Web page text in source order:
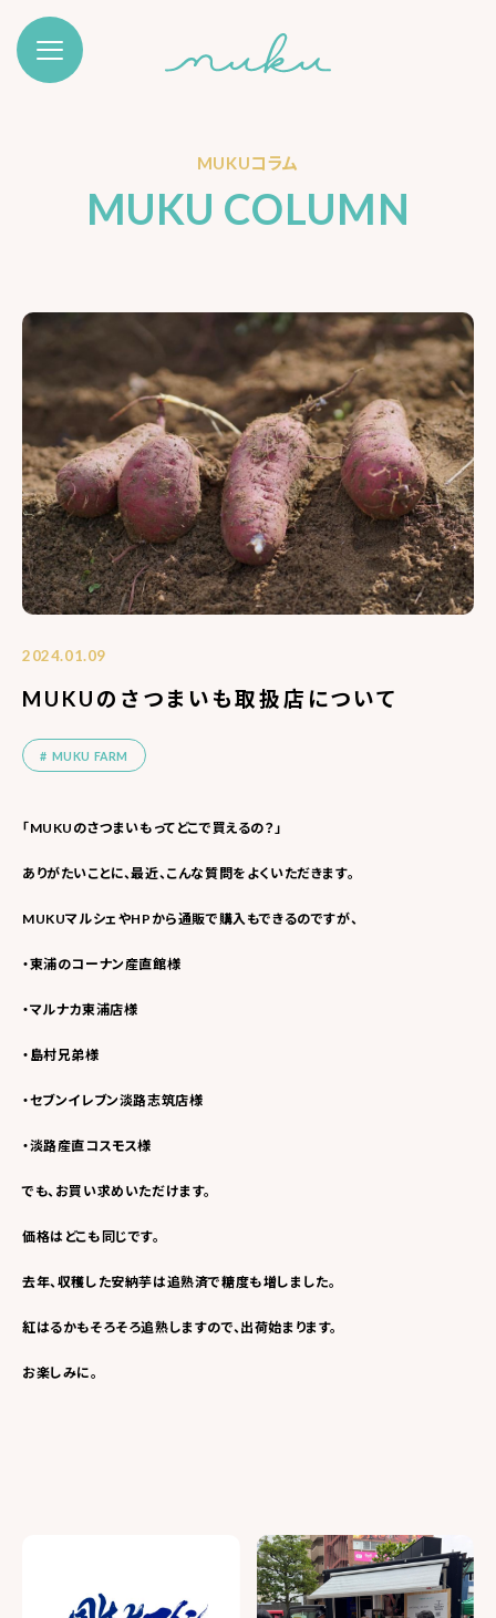
MUKUコラム
MUKU COLUMN
2024.01.09
MUKUのさつまいも取扱店について
MUKU FARM
「MUKUのさつまいもってどこで買えるの？」
ありがたいことに、最近、こんな質問をよくいただきます。
MUKUマルシェやHPから通販で購入もできるのですが、
・東浦のコーナン産直館様
・マルナカ東浦店様
・島村兄弟様
・セブンイレブン淡路志筑店様
・淡路産直コスモス様
でも、お買い求めいただけます。
価格はどこも同じです。
去年、収穫した安納芋は追熟済で糖度も増しました。
紅はるかもそろそろ追熟しますので、出荷始まります。
お楽しみに。